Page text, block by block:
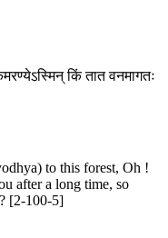
किं तात वनमागतः
to this forest, Oh !
after a long time, so
[2-100-5]